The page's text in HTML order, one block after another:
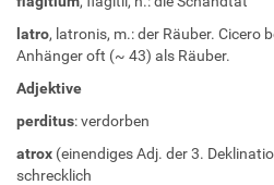
latro, latronis, m.: der Räuber. Cicero
Anhänger oft (~ 43) als Räuber.
Adjektive
perditus: verdorben
atrox (einendiges Adj. der 3.
schrecklich